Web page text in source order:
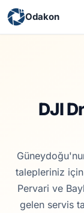
Odakon
DJI
talepleriniz
Pervari ve
gelen servis